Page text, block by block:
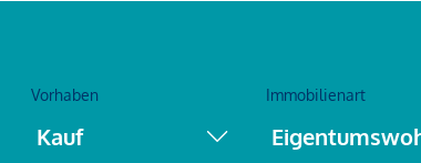
Vorhaben Immobilienart